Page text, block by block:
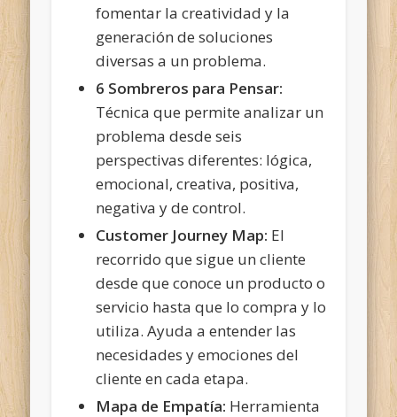
fomentar la creatividad y la
generación de soluciones
diversas a un problema.
6 Sombreros para Pensar:
Técnica que permite analizar un
problema desde seis
perspectivas diferentes: lógica,
emocional, creativa, positiva,
negativa y de control.
Customer Journey Map: El
recorrido que sigue un cliente
desde que conoce un producto o
servicio hasta que lo compra y lo
utiliza. Ayuda a entender las
necesidades y emociones del
cliente en cada etapa.
Mapa de Empatía: Herramienta